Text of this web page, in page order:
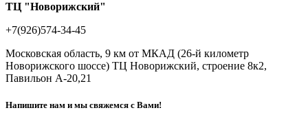
ТЦ "Новорижский"
+7(926)574-34-45
Московская область, 9 км от МКАД (26-й километр
Новорижского шоссе) ТЦ Новорижский, строение 8к2,
Павильон А-20,21
Напишите нам и мы свяжемся с Вами!